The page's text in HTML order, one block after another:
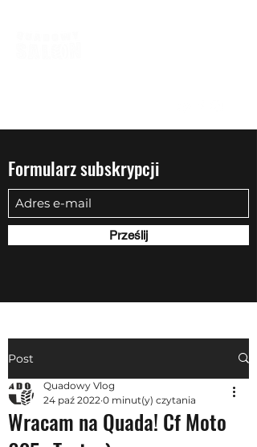
Formularz subskrypcji
Prześlij
Post
Wracam na Quada! Cf Moto
Quadowy Vlog
24 paź 2022 0 minut(y) czytania